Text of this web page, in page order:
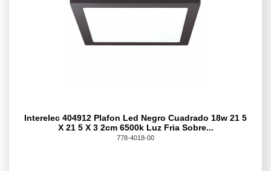
Interelec 404912 Plafon Led Negro Cuadrado 18w 21 5
X 21 5 X 3 2cm 6500k Luz Fria Sobre...
778-4018-00